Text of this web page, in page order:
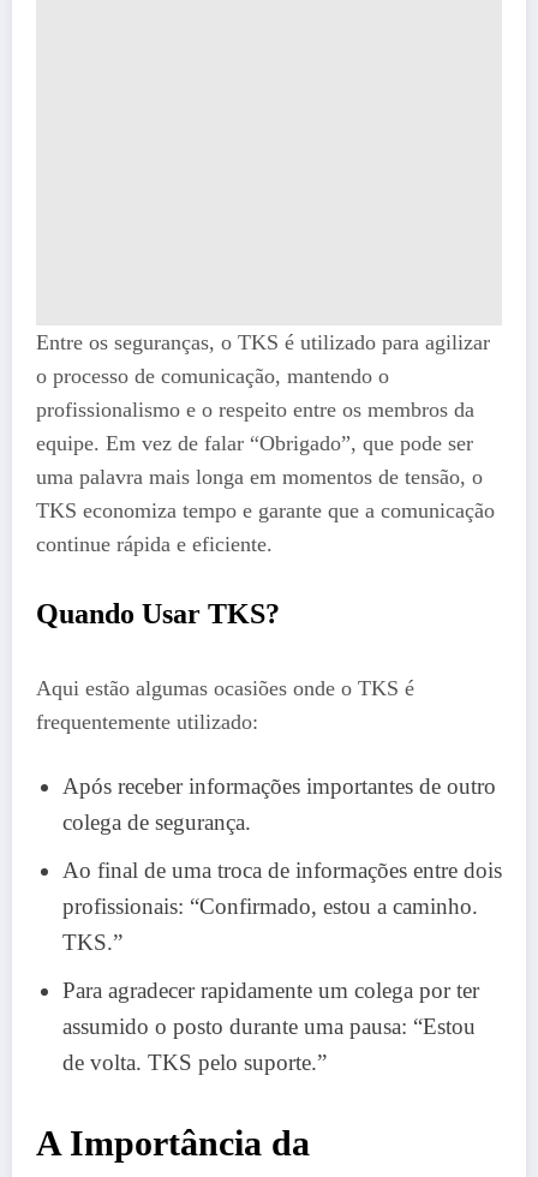
Entre os seguranças, o TKS é utilizado para agilizar
o processo de comunicação, mantendo o
profissionalismo e o respeito entre os membros da
equipe. Em vez de falar “Obrigado”, que pode ser
uma palavra mais longa em momentos de tensão, o
TKS economiza tempo e garante que a comunicação
continue rápida e eficiente.
Quando Usar TKS?
Aqui estão algumas ocasiões onde o TKS é
frequentemente utilizado:
Após receber informações importantes de outro
colega de segurança.
Ao final de uma troca de informações entre dois
profissionais: “Confirmado, estou a caminho.
TKS.”
Para agradecer rapidamente um colega por ter
assumido o posto durante uma pausa: “Estou
de volta. TKS pelo suporte.”
A Importância da